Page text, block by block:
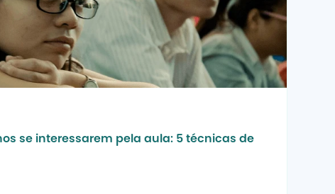
se interessarem pela aula: 5 técnicas de